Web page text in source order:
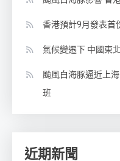
香港預計9月發表
氣候變遷下 中國東
颱風白海豚逼近上
班
近期新聞